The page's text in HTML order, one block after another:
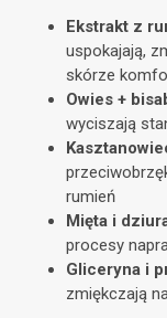
Ekstrakt z
uspokajają,
skórze
Owies +
wyciszają
rumień
Mięta i
procesy
Gliceryna i
zmiękczają